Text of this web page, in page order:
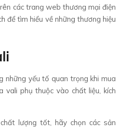
các trang web thương mại điện
để tìm hiểu về những thương hiệu
những yếu tố quan trọng khi mua
vali phụ thuộc vào chất liệu, kích
lượng tốt, hãy chọn các sản